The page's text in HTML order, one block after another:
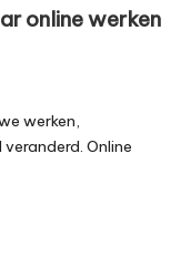
online werken
werken,
Online